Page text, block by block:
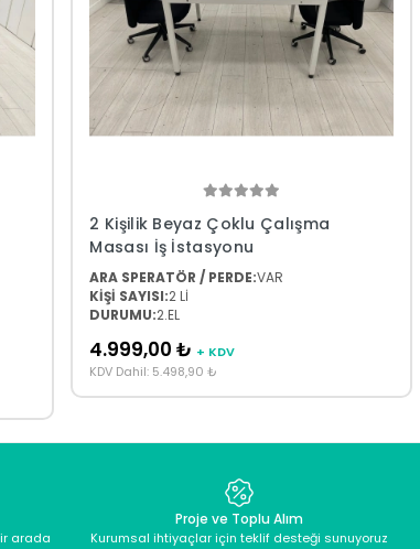
2 Kişilik Beyaz Çoklu Çalışma
Masası İş İstasyonu
ARA SPERATÖR / PERDE:VAR
KİŞİ SAYISI:2 Lİ
DURUMU:2.EL
4.999,00 ₺ + KDV
KDV Dahil: 5.498,90 ₺
arada
Proje ve Toplu Alım
Kurumsal ihtiyaçlar için teklif desteği sunuyoruz